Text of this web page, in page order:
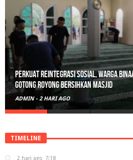
Perkuat Reintegrasi Sosial, Warga
Gotong Royong Bersihkan Masjid
ADMIN - 2 HARI AGO
TIMELINE
2 hari ago 7:18